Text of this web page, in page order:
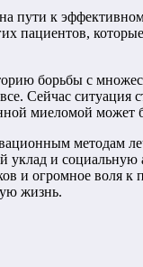
пути к
пациентов,
борьбы с
Сейчас
миеломой может
методам
и социальную
и огромное воля к
жизнь.